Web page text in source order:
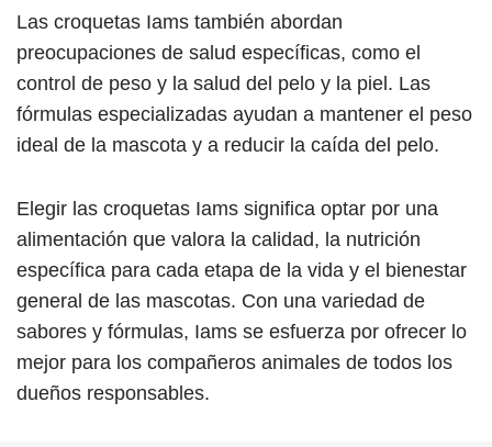
Las croquetas Iams también abordan
preocupaciones de salud específicas, como el
control de peso y la salud del pelo y la piel. Las
fórmulas especializadas ayudan a mantener el peso
ideal de la mascota y a reducir la caída del pelo.
Elegir las croquetas Iams significa optar por una
alimentación que valora la calidad, la nutrición
específica para cada etapa de la vida y el bienestar
general de las mascotas. Con una variedad de
sabores y fórmulas, Iams se esfuerza por ofrecer lo
mejor para los compañeros animales de todos los
dueños responsables.